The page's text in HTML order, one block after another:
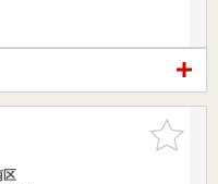
お気に入
りに追加
区